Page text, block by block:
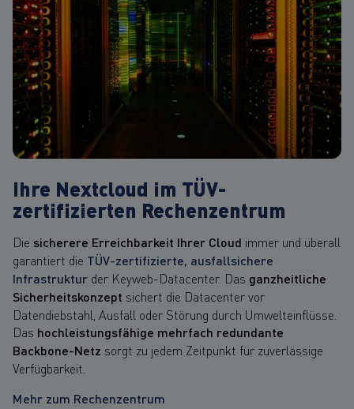
Ihre Nextcloud im TÜV-
zertifizierten Rechenzentrum
Die sicherere Erreichbarkeit Ihrer Cloud immer und überall
garantiert die TÜV-zertifizierte, ausfallsichere
Infrastruktur der Keyweb-Datacenter. Das ganzheitliche
Sicherheitskonzept sichert die Datacenter vor
Datendiebstahl, Ausfall oder Störung durch Umwelteinflüsse.
Das hochleistungsfähige mehrfach redundante
Backbone-Netz sorgt zu jedem Zeitpunkt für zuverlässige
Verfügbarkeit.
Mehr zum Rechenzentrum